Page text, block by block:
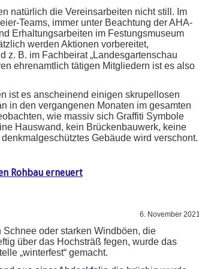
natürlich die Vereinsarbeiten nicht still. Im
Teams, immer unter Beachtung der AHA-
Erhaltungsarbeiten im Festungsmuseum
werden Aktionen vorbereitet,
z. B. im Fachbeirat „Landesgartenschau
ehrenamtlich tätigen Mitgliedern ist es also
ist es anscheinend einigen skrupellosen
in den vergangenen Monaten im gesamten
wie massiv sich Graffiti Symbole
Hauswand, kein Brückenbauwerk, keine
Gebäude wird verschont.
Rohbau erneuert
6. November 2021
Schnee oder starken Windböen, die
über das Hochsträß fegen, wurde das
„winterfest“ gemacht.